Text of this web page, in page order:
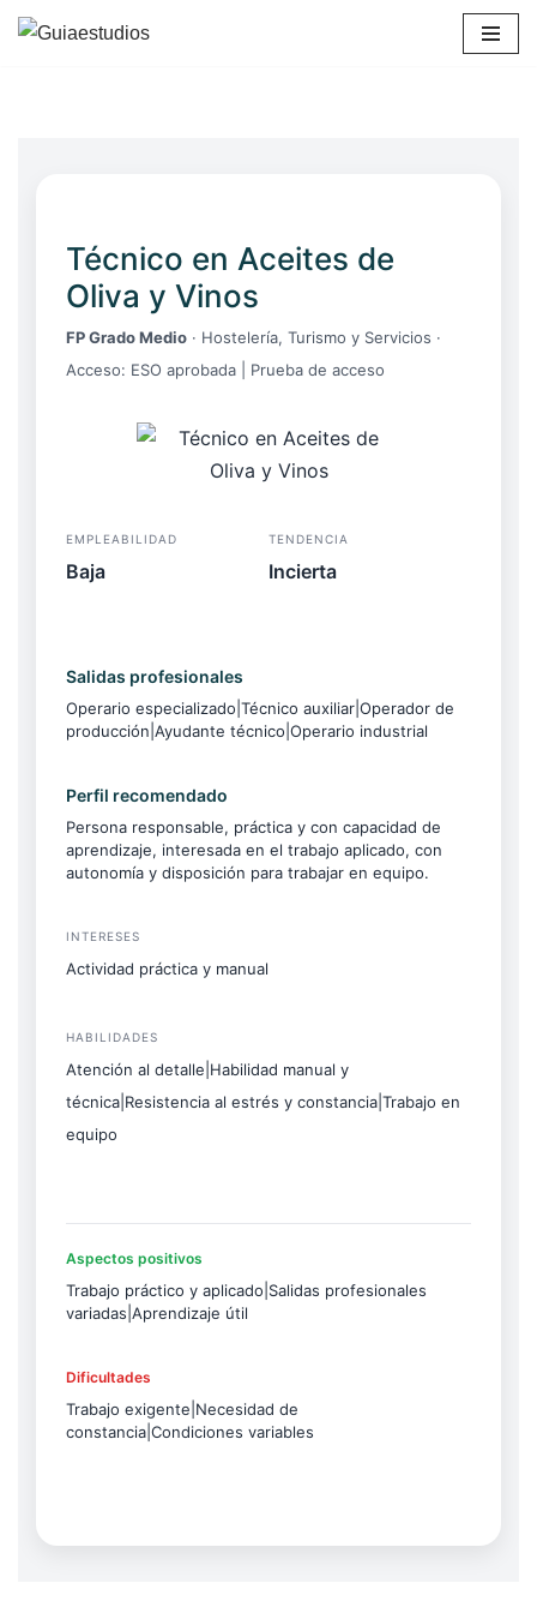
Técnico en Aceites de
Oliva y Vinos
FP Grado Medio · Hostelería, Turismo y Servicios ·
Acceso: ESO aprobada | Prueba de acceso
EMPLEABILIDAD
Baja
TENDENCIA
Incierta
Salidas profesionales
Operario especializado|Técnico auxiliar|Operador de
producción|Ayudante técnico|Operario industrial
Perfil recomendado
Persona responsable, práctica y con capacidad de
aprendizaje, interesada en el trabajo aplicado, con
autonomía y disposición para trabajar en equipo.
INTERESES
Actividad práctica y manual
HABILIDADES
Atención al detalle|Habilidad manual y
técnica|Resistencia al estrés y constancia|Trabajo en
equipo
Aspectos positivos
Trabajo práctico y aplicado|Salidas profesionales
variadas|Aprendizaje útil
Dificultades
Trabajo exigente|Necesidad de
constancia|Condiciones variables